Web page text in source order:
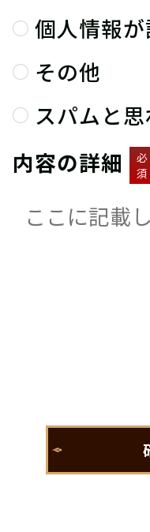
個人情報
その他
スパムと思
内容の詳細
必
須